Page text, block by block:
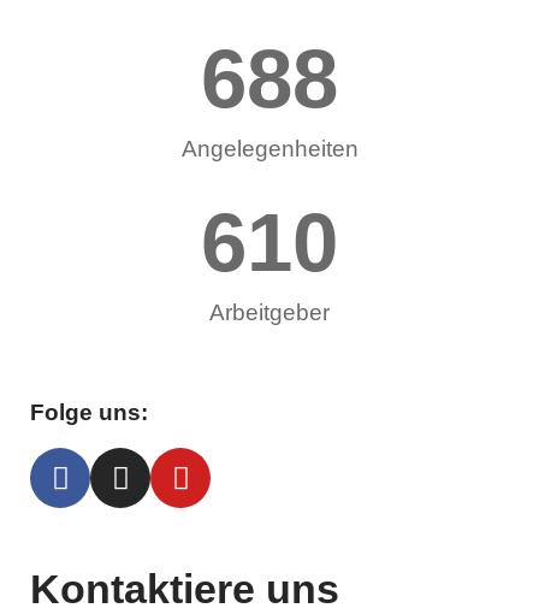
688
Angelegenheiten
610
Arbeitgeber
Folge uns:
Kontaktiere uns